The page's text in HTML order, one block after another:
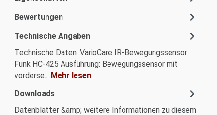
Bewertungen
Technische Angaben
Technische Daten: VarioCare IR-Bewegungssensor
Funk HC-425 Ausführung: Bewegungssensor mit
vorderse... Mehr lesen
Downloads
Datenblätter &amp; weitere Informationen zu diesem